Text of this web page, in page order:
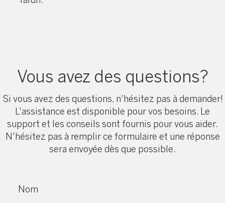
Vous avez des questions?
Si vous avez des questions, n'hésitez pas à demander!
L'assistance est disponible pour vos besoins. Le
support et les conseils sont fournis pour vous aider.
N'hésitez pas à remplir ce formulaire et une réponse
sera envoyée dès que possible.
Nom